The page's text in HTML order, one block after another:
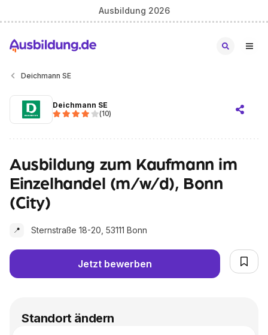
Ausbildung 2026
Deichmann SE
Deichmann SE
(10)
Ausbildung zum Kaufmann im
Einzelhandel (m/w/d), Bonn
(City)
📍 Sternstraße 18-20, 53111 Bonn
Jetzt bewerben
Standort ändern